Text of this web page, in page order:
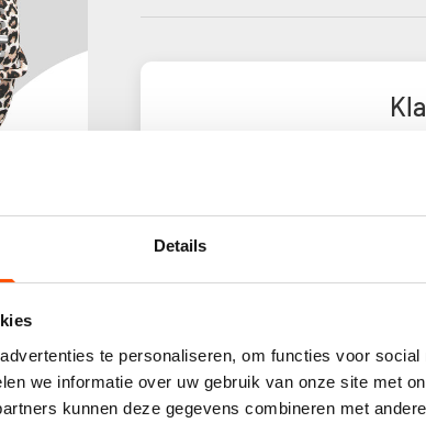
Details
te personaliseren, om functies voor social
we informatie over uw gebruik van onze site met
kunnen deze gegevens combineren met